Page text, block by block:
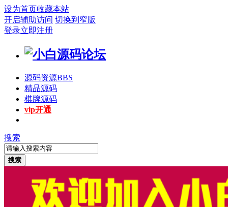
设为首页收藏本站
开启辅助访问 切换到窄版
登录立即注册
源码资源BBS
精品源码
棋牌源码
vip开通
搜索
搜索